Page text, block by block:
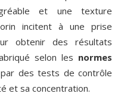
et une texture
incitent à une prise
obtenir des résultats
selon les normes
des tests de contrôle
et sa concentration.